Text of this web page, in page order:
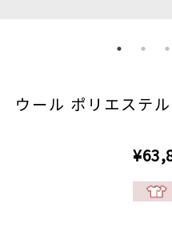
ウール ポリエステ